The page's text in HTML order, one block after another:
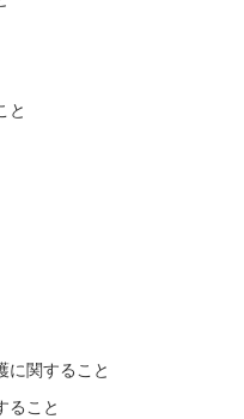
と
に関すること
ること